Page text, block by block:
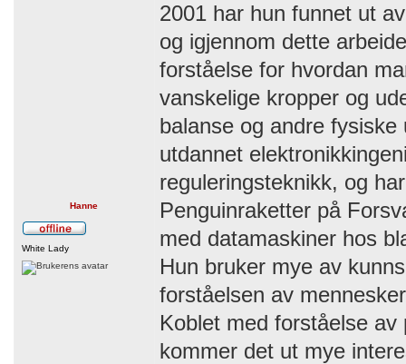
Hanne
White Lady
2001 har hun funnet ut
og igjennom dette
forståelse for hvordan
vanskelige kropper og
balanse og andre
utdannet
reguleringsteknikk, og
Penguinraketter på
med datamaskiner hos
Hun bruker mye av
forståelsen av
Koblet med forståelse
kommer det ut mye